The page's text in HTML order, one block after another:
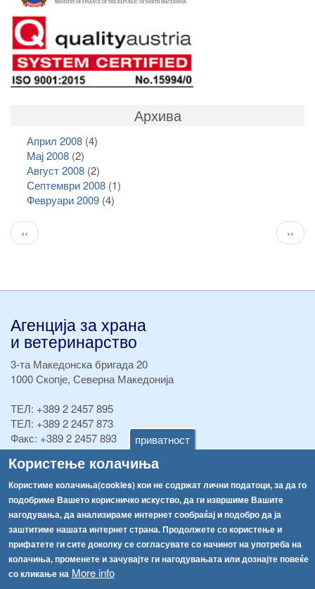
приватност
Користење колачиња
Користиме колачиња(cookies) кои не содржат лични податоци, за да го
подобриме Вашето корисничко искуство, да ги извршиме Вашите
нагодувања, да анализираме интернет сообраќај и подобро да ја
заштитиме нашата интернет страна. Продолжете со користење и
прифатете ги сите доколку се согласувате со начинот на употреба на
колачиња, променете и зачувајте ги нагодувањата или дознајте повеќе
со кликање на More info
Архива
Април 2008(4)
Мај 2008(2)
Август 2008(2)
Септември 2008(1)
Февруари 2009(4)
Pagination
Previous
page
‹‹ ››
Агенција за храна
и ветеринарство
3-та Македонска бригада 20
1000 Скопје, Северна Македонија
ТЕЛ: +389 2 2457 895
ТЕЛ: +389 2 2457 873
Факс: +389 2 2457 893
Факс:+389 2 2457 871
info@fva.gov.mk
[АХВ-претходна страна]
Соопштенија
Република Бугарија ги засили официјалните контроли при увоз на свежо овошје и зеленчук
Високите температури ризик од труење со храна, опасни се и за животните
Навигација
Архива
Регистри